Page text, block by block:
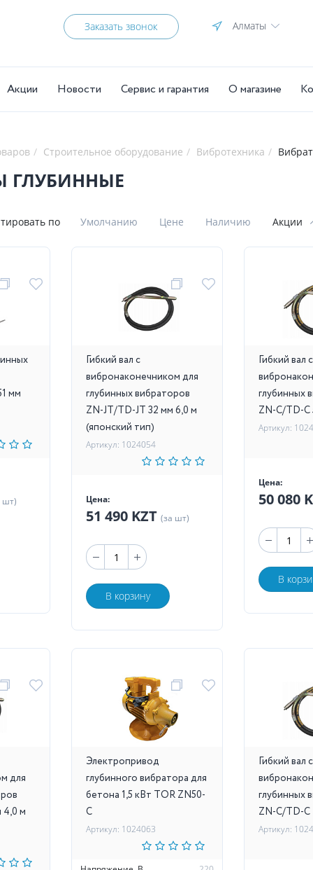
Заказать звонок Алматы
Акции Новости Сервис и гарантия О магазине
Строительное оборудование Вибротехника
ГЛУБИННЫЕ
по Умолчанию Цене Наличию Акции
мм
шт)
Гибкий вал с
вибронаконечником для
глубинных вибраторов
ZN-JT/TD-JT 32 мм 6,0 м
(японский тип)
Артикул: 1024054
Цена:
51 490 KZT (за шт)
В корзину
Гибкий вал с
глубинных
ZN-C/TD-C
Артикул:
Цена:
50 080
В
для
4,0 м
Электропривод
глубинного вибратора для
бетона 1,5 кВт TOR ZN50-
C
Артикул: 1024063
Гибкий вал с
глубинных
ZN-C/TD-
Артикул: